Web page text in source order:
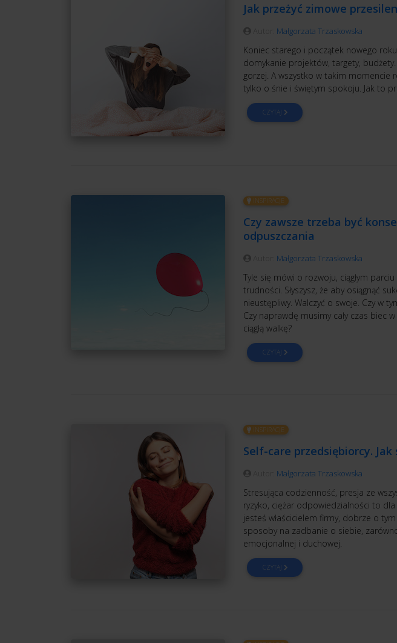
Jak przeżyć zimowe
Małgorzata Trzaskowska
Koniec starego i początek nowego
domykanie projektów, targety,
gorzej. A wszystko w takim momencie
tylko o śnie i świętym spokoju. Jak to
CZYTAJ
INSPIRACJE
Czy zawsze trzeba być
odpuszczania
Małgorzata Trzaskowska
Tyle się mówi o rozwoju, ciągłym
trudności. Słyszysz, że aby osiągnąć
nieustępliwy. Walczyć o swoje. Czy w
Czy naprawdę musimy cały czas biec
ciągłą walkę?
CZYTAJ
INSPIRACJE
Self-care przedsiębiorcy.
Małgorzata Trzaskowska
Stresująca codzienność, presja ze
ryzyko, ciężar odpowiedzialności to
jesteś właścicielem firmy, dobrze o
sposoby na zadbanie o siebie,
emocjonalnej i duchowej.
CZYTAJ